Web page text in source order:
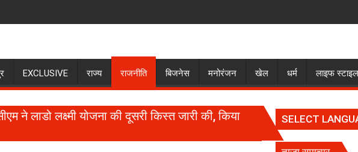
EXCLUSIVE राज्य राजनीति बिजनेस मनोरंजन खेल धर्म लाइफ स्टाइल
ने लाडो लक्ष्मी योजना की दूसरी किस्त जारी की, किया
SELECT